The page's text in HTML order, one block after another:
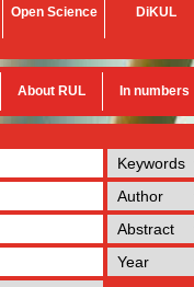
Open Science DiKUL
About RUL In numbers